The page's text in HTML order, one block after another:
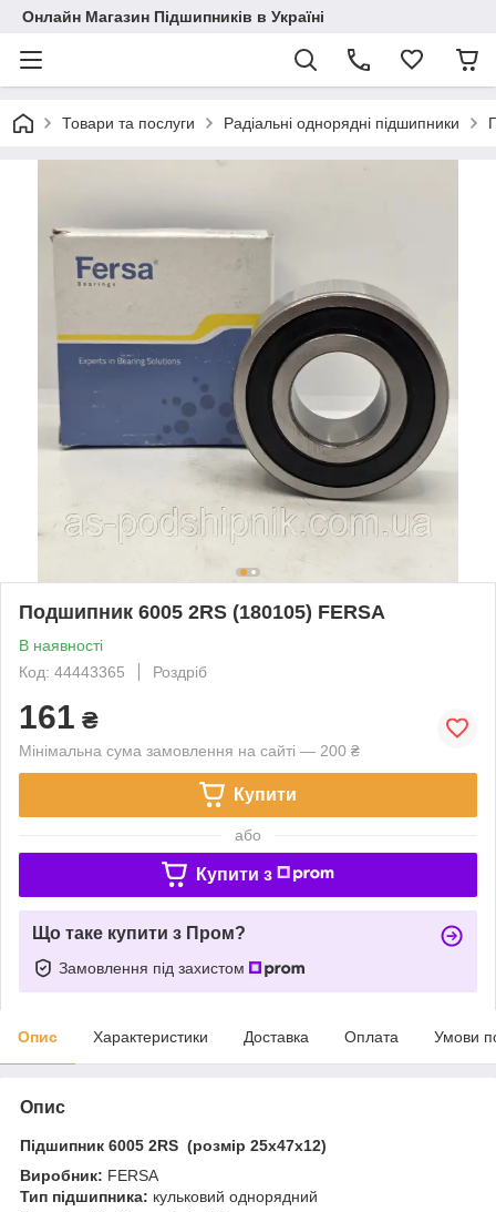
Онлайн Магазин Підшипників в Україні
Товари та послуги Радіальні однорядні підшипники
Подшипник 6005 2RS (180105) FERSA
В наявності
Код: 44443365
Роздріб
161 ₴
Мінімальна сума замовлення на сайті — 200 ₴
Купити
або
Купити з
Що таке купити з Пром?
Замовлення під захистом
Опис Характеристики Доставка Оплата Умови
Опис
Підшипник 6005 2RS (розмір 25x47x12)
Виробник: FERSA
Тип підшипника: кульковий однорядний